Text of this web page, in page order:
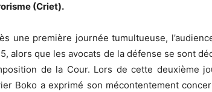
(Criet).
une première journée tumultueuse,
alors que les avocats de la défense se sont
de la Cour. Lors de cette deuxième
Boko a exprimé son mécontentement